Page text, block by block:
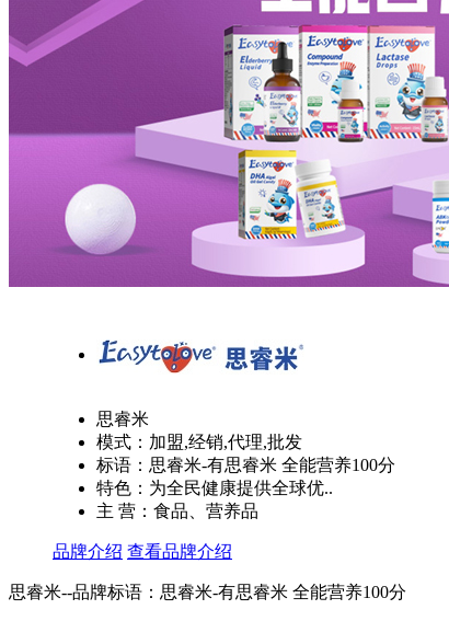
思睿米
模式：加盟,经销,代理,批发
标语：思睿米-有思睿米 全能营养100分
特色：为全民健康提供全球优..
主 营：食品、营养品
品牌介绍 查看品牌介绍
思睿米--品牌标语： 思睿米-有思睿米 全能营养100分